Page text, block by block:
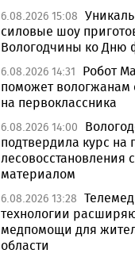
6.08.2026 15:08
силовые шоу
Вологодчины ко Дню
6.08.2026 14:31
Робот
поможет
на первоклассника
6.08.2026 14:00
подтвердила курс на
лесовосстановления
материалом
6.08.2026 13:28
технологии
медпомощи для
области